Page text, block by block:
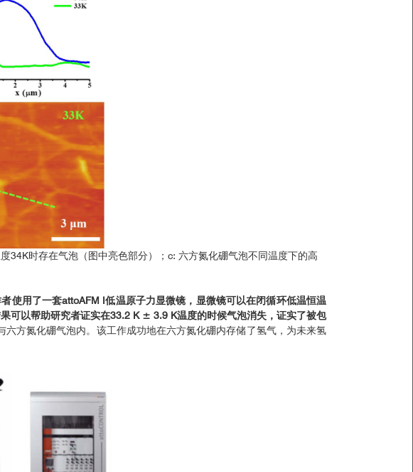
度34K时存在气泡（图中亮色部分）；c: 六方氮化硼气泡不同温度下的高
使用了一套attoAFM I低温原子力显微镜，显微镜可以在闭循环低温恒温
可以帮助研究者证实在33.2 K ± 3.9 K温度的时候气泡消失，证实了被包
方氮化硼气泡内。该工作成功地在六方氮化硼内存储了氢气，为未来氢